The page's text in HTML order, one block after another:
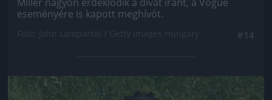
eseményére is kapott meghívót.
Jön még kép!